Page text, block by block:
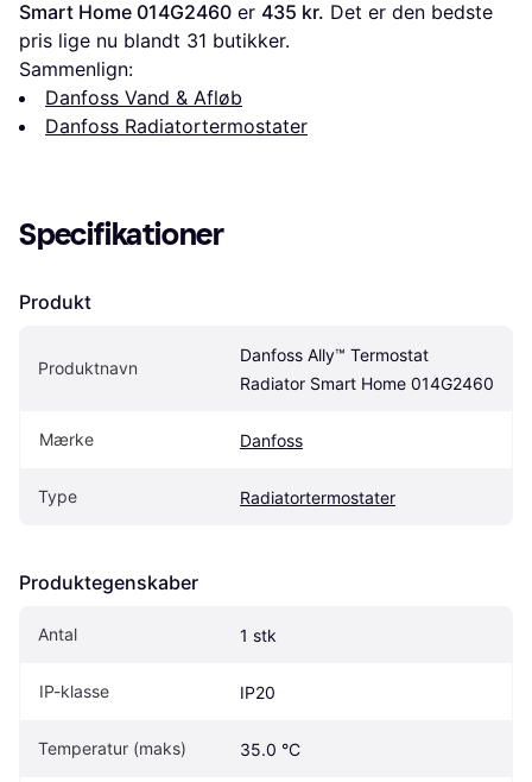
Smart Home 014G2460 er 435 kr. Det er den bedste
pris lige nu blandt 31 butikker.
Sammenlign:
Danfoss Vand & Afløb
Danfoss Radiatortermostater
Specifikationer
Produkt
Produktnavn
Danfoss Ally™ Termostat
Radiator Smart Home 014G2460
Mærke Danfoss
Type Radiatortermostater
Produktegenskaber
Antal 1 stk
IP-klasse IP20
Temperatur (maks) 35.0 °C